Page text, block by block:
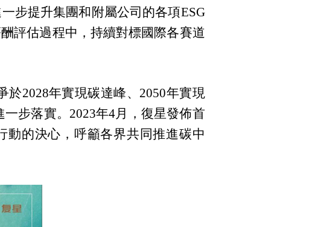
步提升集團和附屬公司的各項ESG
評估過程中，持續對標國際各賽道
2028年實現碳達峰、2050年實現
步落實。2023年4月，復星發佈首
動的決心，呼籲各界共同推進碳中